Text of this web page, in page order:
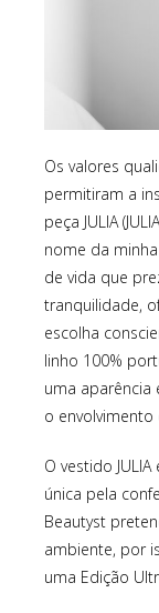
Os valores
permitiram a
peça JULIA
nome da
de vida que
tranquilidade,
escolha
linho 100%
uma aparência
o
O vestido
única pela
Beautyst
ambiente, por
uma Edição